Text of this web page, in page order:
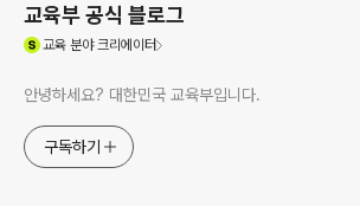
교육부 공식 블로그
교육분야 크리에이터
안녕하세요? 대한민국 교육부입니다.
구독하기